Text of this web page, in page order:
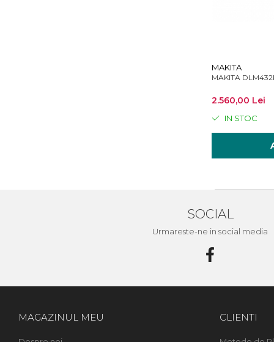
MAKITA
MAKITA
2.560,00 Lei
IN STOC
SOCIAL
Urmareste-ne in social media
MAGAZINUL MEU CLIENTI